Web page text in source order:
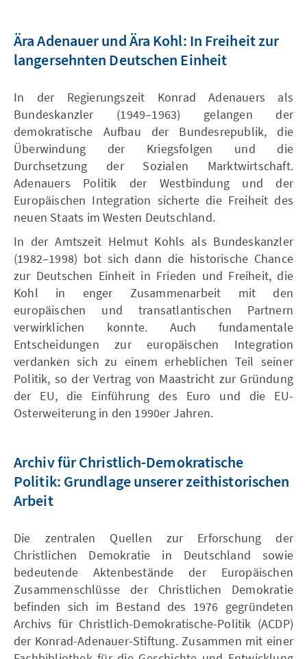
Ära Adenauer und Ära Kohl: In Freiheit zur
langersehnten Deutschen Einheit
In der Regierungszeit Konrad Adenauers als
Bundeskanzler (1949–1963) gelangen der
demokratische Aufbau der Bundesrepublik, die
Überwindung der Kriegsfolgen und die
Durchsetzung der Sozialen Marktwirtschaft.
Adenauers Politik der Westbindung und der
Europäischen Integration sicherte die Freiheit des
neuen Staats im Westen Deutschland.
In der Amtszeit Helmut Kohls als Bundeskanzler
(1982–1998) bot sich dann die historische Chance
zur Deutschen Einheit in Frieden und Freiheit, die
Kohl in enger Zusammenarbeit mit den
europäischen und transatlantischen Partnern
verwirklichen konnte. Auch fundamentale
Entscheidungen zur europäischen Integration
verdanken sich zu einem erheblichen Teil seiner
Politik, so der Vertrag von Maastricht zur Gründung
der EU, die Einführung des Euro und die EU-
Osterweiterung in den 1990er Jahren.
Archiv für Christlich-Demokratische
Politik: Grundlage unserer zeithistorischen
Arbeit
Die zentralen Quellen zur Erforschung der
Christlichen Demokratie in Deutschland sowie
bedeutende Aktenbestände der Europäischen
Zusammenschlüsse der Christlichen Demokratie
befinden sich im Bestand des 1976 gegründeten
Archivs für Christlich-Demokratische-Politik (ACDP)
der Konrad-Adenauer-Stiftung. Zusammen mit einer